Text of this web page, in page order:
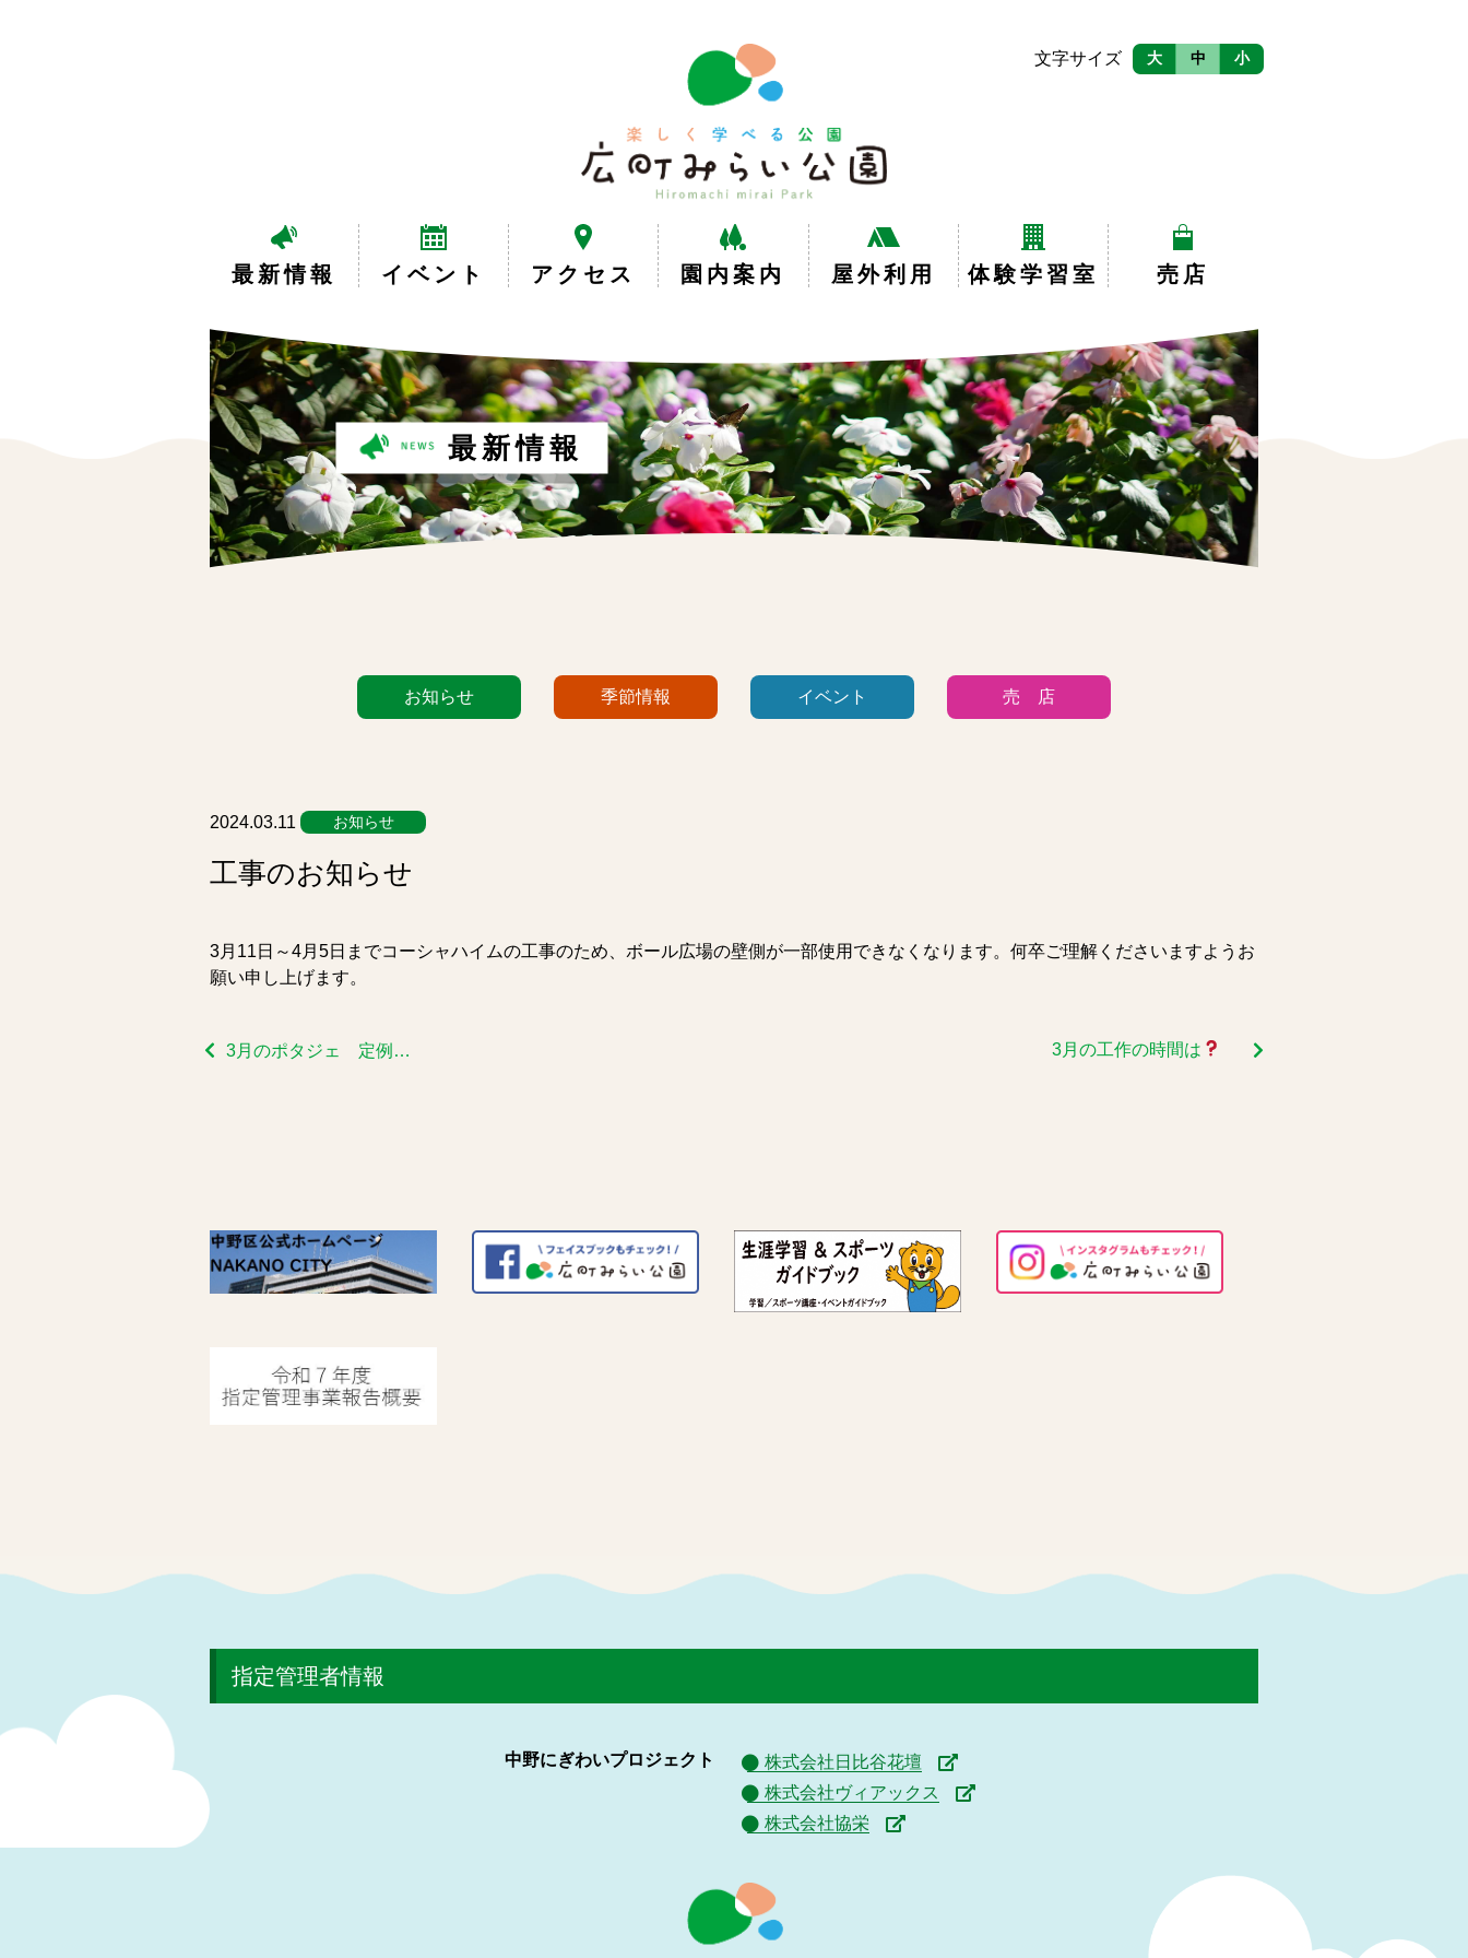
べ
る
園
広
町
い
園
最新情報 イベント アクセス 園内案内 屋外利用 体験学習室 売店
文字サイズ 大 中 小
最新情報
リ
お知らせ 季節情報 イベント 売 店
2024.03.11 お知らせ
工事のお知らせ
3月11日～4月5日までコーシャハイムの工事のため、ボール広場の壁側が一部使用できなくなります。何卒ご理解くださいますようお
願い申し上げます。
3月のポタジェ 定例会① 3月の工作の時間は
指定管理者情報
中野にぎわいプロジェクト
株式会社日比谷花壇
株式会社ヴィアックス
株式会社協栄